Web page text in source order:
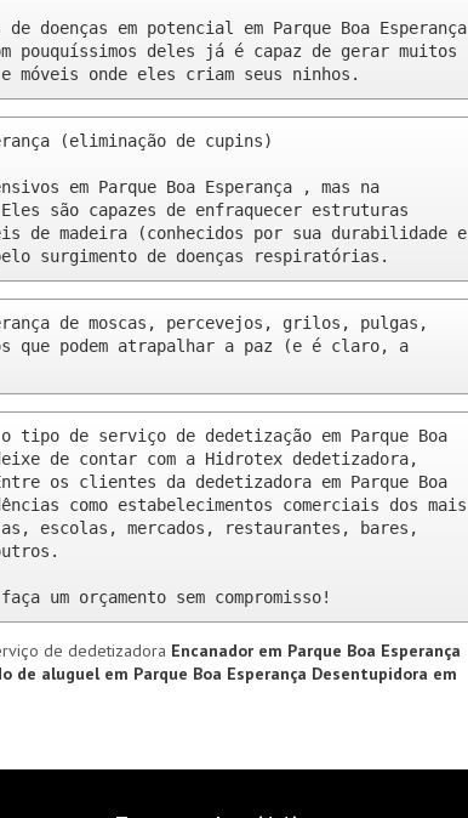
doenças em potencial em Parque Boa Esperança
pouquíssimos deles já é capaz de gerar muitos
móveis onde eles criam seus ninhos.
(eliminação de cupins)
em Parque Boa Esperança , mas na
são capazes de enfraquecer estruturas
de madeira (conhecidos por sua durabilidade e
surgimento de doenças respiratórias.
de moscas, percevejos, grilos, pulgas,
que podem atrapalhar a paz (e é claro, a
tipo de serviço de dedetização em Parque Boa
de contar com a Hidrotex dedetizadora,
os clientes da dedetizadora em Parque Boa
como estabelecimentos comerciais dos mais
escolas, mercados, restaurantes, bares,
um orçamento sem compromisso!
de dedetizadora Encanador em Parque Boa Esperança
de aluguel em Parque Boa Esperança Desentupidora em